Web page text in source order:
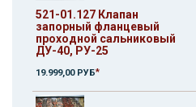
521-01.127 Клапан
запорный фланцевый
проходной сальниковый
ДУ-40, РУ-25
19.999,00 РУБ*